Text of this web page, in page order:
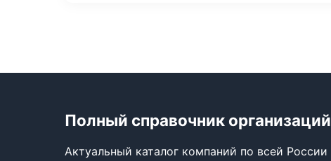
Полный справочник организаций
Актуальный каталог компаний по всей России